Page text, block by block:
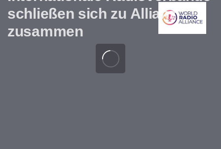
schließen sich zu Allianz
zusammen